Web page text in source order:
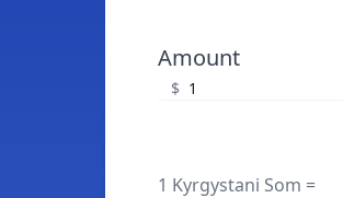
Amount
$
1 Kyrgystani Som =